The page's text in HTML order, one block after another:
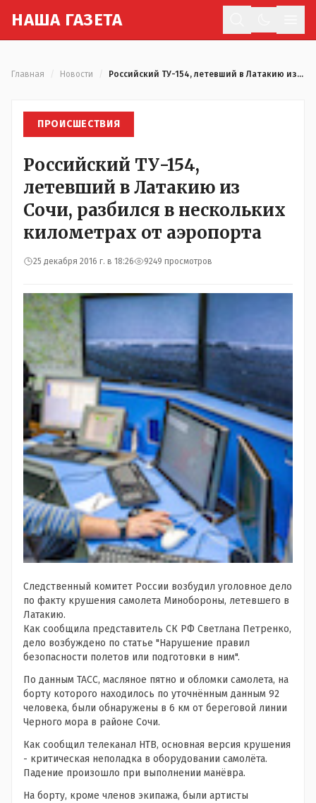
НАША ГАЗЕТА
Главная Новости Российский ТУ-154, летевший в Латакию из Сочи, разбился в нескольких километрах от аэропорта
ПРОИСШЕСТВИЯ
Российский ТУ-154,
летевший в Латакию из
Сочи, разбился в нескольких
километрах от аэропорта
25 декабря 2016 г. в 18:26 9249 просмотров
Следственный комитет России возбудил уголовное дело
по факту крушения самолета Минобороны, летевшего в
Латакию.
Как сообщила представитель СК РФ Светлана Петренко,
дело возбуждено по статье "Нарушение правил
безопасности полетов или подготовки в ним".
По данным ТАСС, масляное пятно и обломки самолета, на
борту которого находилось по уточнённым данным 92
человека, были обнаружены в 6 км от береговой линии
Черного мора в районе Сочи.
Как сообщил телеканал НТВ, основная версия крушения
- критическая неполадка в оборудовании самолёта.
Падение произошло при выполнении манёвра.
На борту, кроме членов экипажа, были артисты